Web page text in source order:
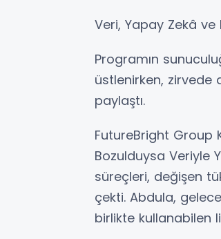
Veri, Yapay Zekâ ve
Programın
üstlenirken, zirvede
paylaştı.
FutureBright Group
Bozulduysa Veriyle
süreçleri, değişen
çekti. Abdula,
birlikte kullanabilen